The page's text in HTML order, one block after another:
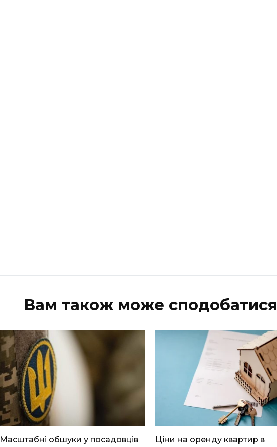
Вам також може сподобатися
Масштабні обшуки у посадовців
Ціни на оренду квартир в